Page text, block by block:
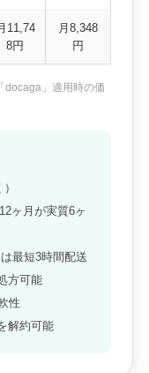
11,74
8円
月8,348
円
docaga」適用時の価
ヶ月が実質6ヶ
最短3時間配送
方可能
性
解約可能